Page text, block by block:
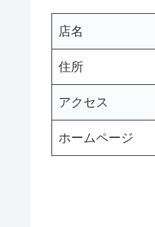
店名
住所
アクセス
ホームページ